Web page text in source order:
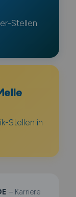
Stellen
Stellen in
– Karriere